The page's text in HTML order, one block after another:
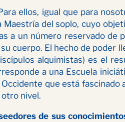
ellos, igual que para
del soplo, cuyo
a un número reservado de
cuerpo. El hecho de poder
alquimistas) es el
a una Escuela
que está fascinado
otro nivel.
de sus